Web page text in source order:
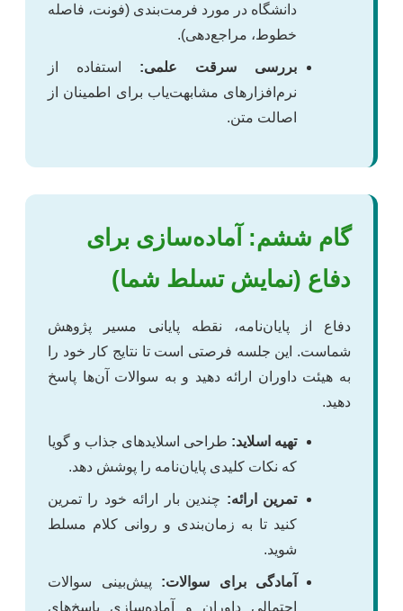
دانشگاه در مورد فرمت‌بندی (فونت، فاصله
خطوط، مراجع‌دهی).
بررسی سرقت علمی: استفاده از
نرم‌افزارهای مشابهت‌یاب برای اطمینان از
اصالت متن.
گام ششم: آماده‌سازی برای
دفاع (نمایش تسلط شما)
دفاع از پایان‌نامه، نقطه پایانی مسیر پژوهش
شماست. این جلسه فرصتی است تا نتایج کار خود را
به هیئت داوران ارائه دهید و به سوالات آن‌ها پاسخ
دهید.
تهیه اسلاید: طراحی اسلایدهای جذاب و گویا
که نکات کلیدی پایان‌نامه را پوشش دهد.
تمرین ارائه: چندین بار ارائه خود را تمرین
کنید تا به زمان‌بندی و روانی کلام مسلط
شوید.
آمادگی برای سوالات: پیش‌بینی سوالات
احتمالی داوران و آماده‌سازی پاسخ‌های